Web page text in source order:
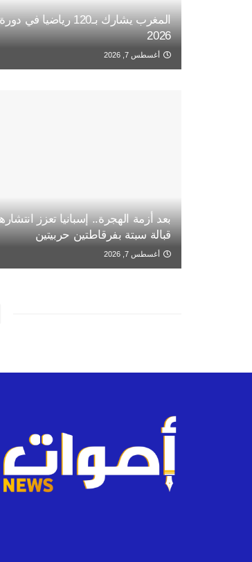
المغرب يشارك بـ120 رياضيا
2026
أغسطس 7, 2026
بعد أزمة الهجرة.. إسبانيا تعزز
قبالة سبتة بفرقاطتين حربيتين
أغسطس 7, 2026